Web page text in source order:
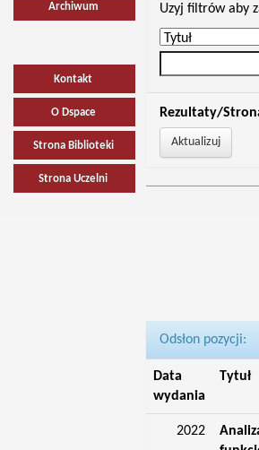
Archiwum
Kontakt
O Dspace
Strona Biblioteki
Strona Uczelni
Uzyj filtrów aby
Rezultaty/
Odsłon pozycji:
Data
wydania
Tytuł
2022